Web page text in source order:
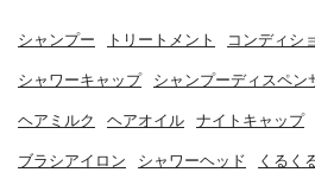
シャンプー トリートメント コンディシ
シャワーキャップ シャンプーディスペン
ヘアミルク ヘアオイル ナイトキャップ
ブラシアイロン シャワーヘッド くるく